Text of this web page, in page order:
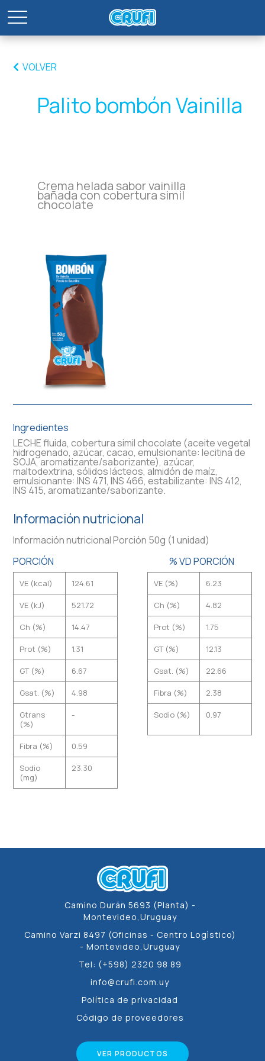
VOLVER
Palito bombón Vainilla
Crema helada sabor vainilla
bañada con cobertura simil
chocolate
Ingredientes
LECHE fluida, cobertura simil chocolate (aceite vegetal
hidrogenado, azúcar, cacao, emulsionante: lecitina de
SOJA, aromatizante/saborizante), azúcar,
maltodextrina, sólidos lácteos, almidón de maíz,
emulsionante: INS 471, INS 466, estabilizante: INS 412,
INS 415, aromatizante/saborizante.
Información nutricional
Información nutricional Porción 50g (1 unidad)
PORCIÓN
% VD PORCIÓN
VE (kcal) 124.61 VE (%) 6.23
VE (kJ) 521.72 Ch (%) 4.82
Ch (%) 14.47 Prot (%) 1.75
Prot (%) 1.31 GT (%) 12.13
GT (%) 6.67 Gsat. (%) 22.66
Gsat. (%) 4.98 Fibra (%) 2.38
Gtrans
(%)
- Sodio (%) 0.97
Fibra (%) 0.59
Sodio
(mg)
23.30
Camino Durán 5693 (Planta) -
Montevideo,Uruguay
Camino Varzi 8497 (Oficinas - Centro Logìstico)
- Montevideo,Uruguay
Tel: (+598) 2320 98 89
info@crufi.com.uy
Política de privacidad
Código de proveedores
VER PRODUCTOS